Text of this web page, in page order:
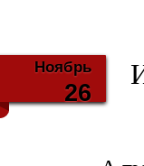
Ноябрь
26